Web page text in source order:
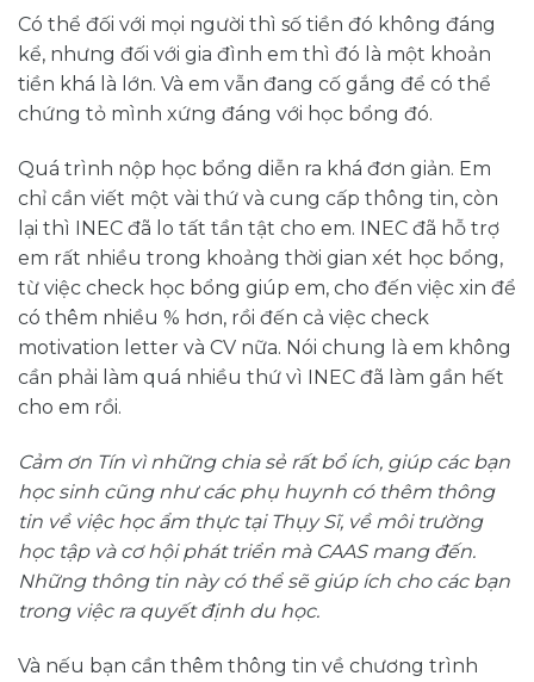
Có thể đối với mọi người thì số tiền đó không đáng
kể, nhưng đối với gia đình em thì đó là một khoản
tiền khá là lớn. Và em vẫn đang cố gắng để có thể
chứng tỏ mình xứng đáng với học bổng đó.
Quá trình nộp học bổng diễn ra khá đơn giản. Em
chỉ cần viết một vài thứ và cung cấp thông tin, còn
lại thì INEC đã lo tất tần tật cho em. INEC đã hỗ trợ
em rất nhiều trong khoảng thời gian xét học bổng,
từ việc check học bổng giúp em, cho đến việc xin để
có thêm nhiều % hơn, rồi đến cả việc check
motivation letter và CV nữa. Nói chung là em không
cần phải làm quá nhiều thứ vì INEC đã làm gần hết
cho em rồi.
Cảm ơn Tín vì những chia sẻ rất bổ ích, giúp các bạn
học sinh cũng như các phụ huynh có thêm thông
tin về việc học ẩm thực tại Thụy Sĩ, về môi trường
học tập và cơ hội phát triển mà CAAS mang đến.
Những thông tin này có thể sẽ giúp ích cho các bạn
trong việc ra quyết định du học.
Và nếu bạn cần thêm thông tin về chương trình